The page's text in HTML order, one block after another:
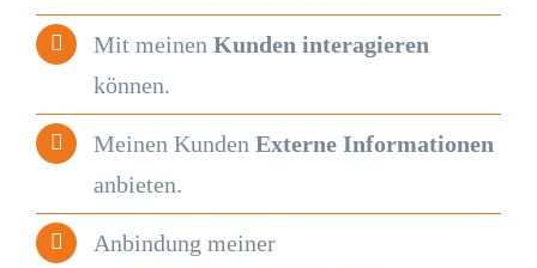
Mit meinen Kunden interagieren
können.
Meinen Kunden Externe Informationen
anbieten.
Anbindung meiner